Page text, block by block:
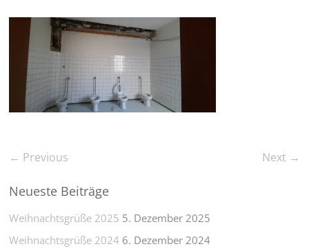
← Previous Next →
Neueste Beiträge
Weihnachtsgrüße 2025 5. Dezember 2025
Weihnachtsgrüße 2024 6. Dezember 2024